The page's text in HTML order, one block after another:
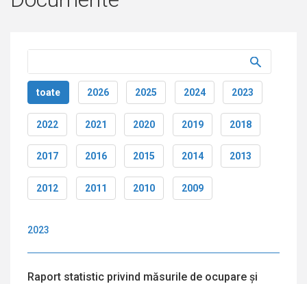
toate 2026 2025 2024 2023
2022 2021 2020 2019 2018
2017 2016 2015 2014 2013
2012 2011 2010 2009
2023
Raport statistic privind măsurile de ocupare și